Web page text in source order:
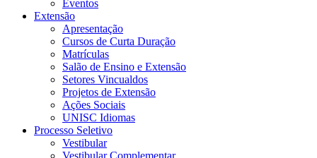
Eventos
Extensão
Apresentação
Cursos de Curta Duração
Matrículas
Salão de Ensino e Extensão
Setores Vincualdos
Projetos de Extensão
Ações Sociais
UNISC Idiomas
Processo Seletivo
Vestibular
Vestibular Complementar